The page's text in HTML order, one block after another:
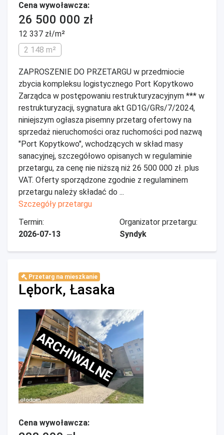
Cena wywoławcza:
26 500 000 zł
12 337 zł/m²
2 148 m²
ZAPROSZENIE DO PRZETARGU w przedmiocie
zbycia kompleksu logistycznego Port Kopytkowo
Zarządca w postępowaniu restrukturyzacyjnym *** w
restrukturyzacji, sygnatura akt GD1G/GRs/7/2024,
niniejszym ogłasza pisemny przetarg ofertowy na
sprzedaż nieruchomości oraz ruchomości pod nazwą
"Port Kopytkowo", wchodzących w skład masy
sanacyjnej, szczegółowo opisanych w regulaminie
przetargu, za cenę nie niższą niż 26 500 000 zł. plus
VAT. Oferty sporządzone zgodnie z regulaminem
przetargu należy składać do ...
Szczegóły przetargu
Termin:
2026-07-13
Organizator przetargu:
Syndyk
Przetarg na mieszkanie
Lębork, Łasaka
ARCHIWALNE
Cena wywoławcza: